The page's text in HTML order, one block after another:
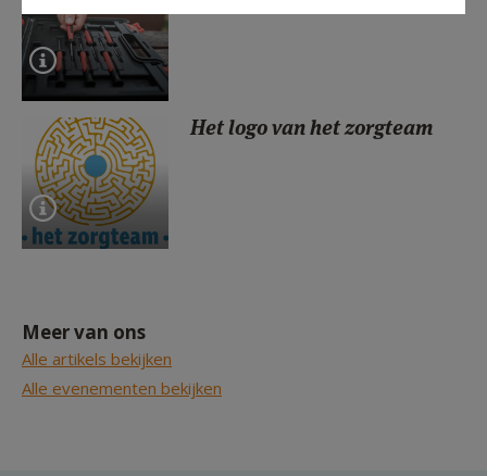
Het logo van het zorgteam
Meer van ons
Alle artikels bekijken
Alle evenementen bekijken